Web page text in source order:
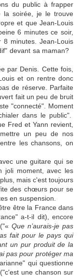
du public à frapper
la soirée, je le trouve
et que Jean-Louis
6 minutes ce soir,
minutes. Jean-Louis
devant sa maman?
par Denis. Cette fois,
et on rentre donc
de réserve. Parfaite
fait un peu de bruit
"connecté". Moment
dans le public".
Fred et Yann revient,
un peu de nos
les chansons, on
une guitare qui se
joli moment, avec les
mais c'est toujours
des chœurs pour se
en suspension.
être la France dans
a-t-il dit), encore
«Que n’aurais-je pas
fait pour le pays qui
un pur produit de la
pas pour protéger ma
qui questionne
"c'est une chanson sur